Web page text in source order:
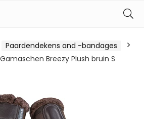
Paardendekens and -bandages
Gamaschen Breezy Plush bruin S